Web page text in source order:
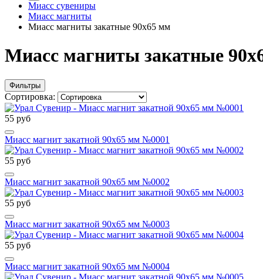
Миасс сувениры
Миасс магниты
Миасс магниты закатные 90х65 мм
Миасс магниты закатные
Фильтры
Сортировка:
55 руб
Миасс магнит закатной 90х65 мм №0001
55 руб
Миасс магнит закатной 90х65 мм №0002
55 руб
Миасс магнит закатной 90х65 мм №0003
55 руб
Миасс магнит закатной 90х65 мм №0004